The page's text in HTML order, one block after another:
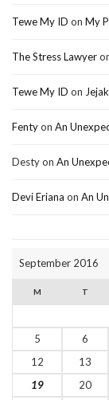
Tewe My ID on My
The Stress Lawyer
Tewe My ID on
Fentyon An
Destyon An
Devi Eriana on An
September 2016
M T
5
6
12
13
19
20